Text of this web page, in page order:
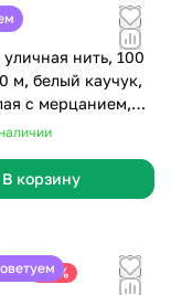
уличная нить, 100
м, белый каучук,
с мерцанием,
шнура
В корзину
₽ -13%